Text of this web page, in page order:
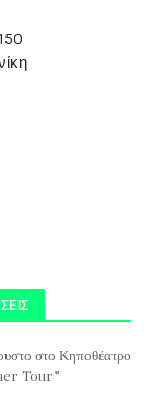
στο Κηποθέατρο
Tour”